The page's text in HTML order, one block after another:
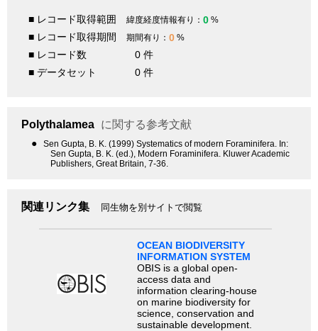
■ レコード取得範囲 緯度経度情報有り： 0 %
■ レコード取得期間 期間有り： 0 %
■ レコード数
0 件
■ データセット
0 件
Polythalamea に関する参考文献
●
Sen Gupta, B. K. (1999) Systematics of modern Foraminifera. In:
Sen Gupta, B. K. (ed.), Modern Foraminifera. Kluwer Academic
Publishers, Great Britain, 7-36.
関連リンク集 同生物を別サイトで閲覧
OCEAN BIODIVERSITY
INFORMATION SYSTEM
OBIS is a global open-
access data and
information clearing-house
on marine biodiversity for
science, conservation and
sustainable development.